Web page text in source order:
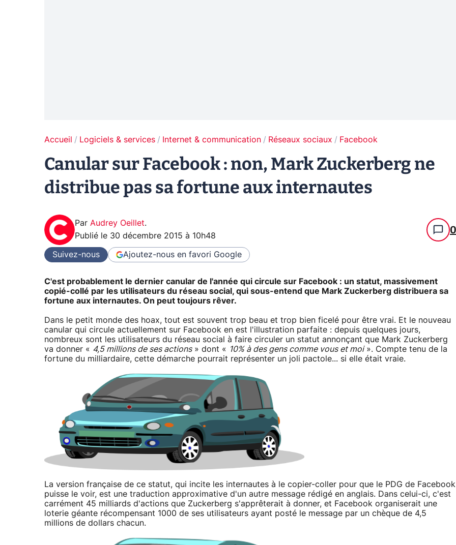
Accueil Logiciels & services Internet & communication Réseaux sociaux Facebook
Canular sur Facebook : non, Mark Zuckerberg ne
distribue pas sa fortune aux internautes
Par Audrey Oeillet.
Publié le 30 décembre 2015 à 10h48 0
Suivez-nous Ajoutez-nous en favori Google
C'est probablement le dernier canular de l'année qui circule sur Facebook : un statut, massivement
copié-collé par les utilisateurs du réseau social, qui sous-entend que Mark Zuckerberg distribuera sa
fortune aux internautes. On peut toujours rêver.
Dans le petit monde des hoax, tout est souvent trop beau et trop bien ficelé pour être vrai. Et le nouveau
canular qui circule actuellement sur Facebook en est l'illustration parfaite : depuis quelques jours,
nombreux sont les utilisateurs du réseau social à faire circuler un statut annonçant que Mark Zuckerberg
va donner « 4,5 millions de ses actions» dont « 10% à des gens comme vous et moi». Compte tenu de la
fortune du milliardaire, cette démarche pourrait représenter un joli pactole... si elle était vraie.
La version française de ce statut, qui incite les internautes à le copier-coller pour que le PDG de Facebook
puisse le voir, est une traduction approximative d'un autre message rédigé en anglais. Dans celui-ci, c'est
carrément 45 milliards d'actions que Zuckerberg s'apprêterait à donner, et Facebook organiserait une
loterie géante récompensant 1000 de ses utilisateurs ayant posté le message par un chèque de 4,5
millions de dollars chacun.